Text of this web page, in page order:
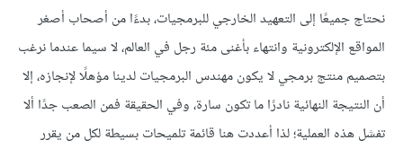
نحتاج جميعًا إلى التعهيد الخارجي للبرمجيات، بدءًا من أصحاب أصغر
المواقع الإلكترونية وانتهاء بأغنى مئة رجل في العالم، لا سيما عندما نرغب
بتصميم منتج برمجي لا يكون مهندس البرمجيات لدينا مؤهلًا لإنجازه، إلا
أن النتيجة النهائية نادرًا ما تكون سارة، وفي الحقيقة فمن الصعب جدًا ألا
تفشل هذه العملية؛ لذا أعددت هنا قائمة تلميحات بسيطة لكل من يقرر